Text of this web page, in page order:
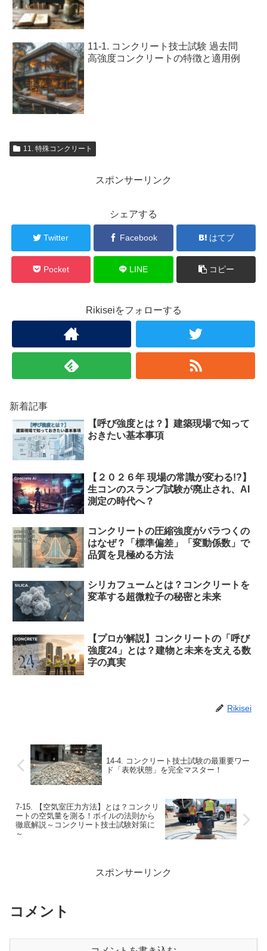
11-1. コンクリート技士試験 過去問
高強度コンクリートの特徴と適用例
11. 特殊コンクリート
スポンサーリンク
シェアする
Twitter Facebook はてブ
Pocket LINE コピー
Rikiseiをフォローする
新着記事
【呼び強度とは？】建築現場で知って
おきたい基本事項
【２０２６年 現場の常識が変わる!?】
生コンのスランプ試験が廃止され、AI
測定の時代へ？
コンクリートの圧縮強度がバラつくの
はなぜ？「標準偏差」「変動係数」で
品質を見極める方法
シリカフュームとは？コンクリートを
変革する超微粒子の秘密と未来
【プロが解説】コンクリートの「呼び
強度24」とは？建物と未来を支える数
字の真実
Rikisei
14-4. コンクリート技士試験の最重要ワー
ド「表乾状態」を完全マスター！
7-15. 【空気室圧力方法】とは？コンクリ
ートの空気量を測る！ボイルの法則から
徹底解説～コンクリート技士試験対策に
～
スポンサーリンク
コメント